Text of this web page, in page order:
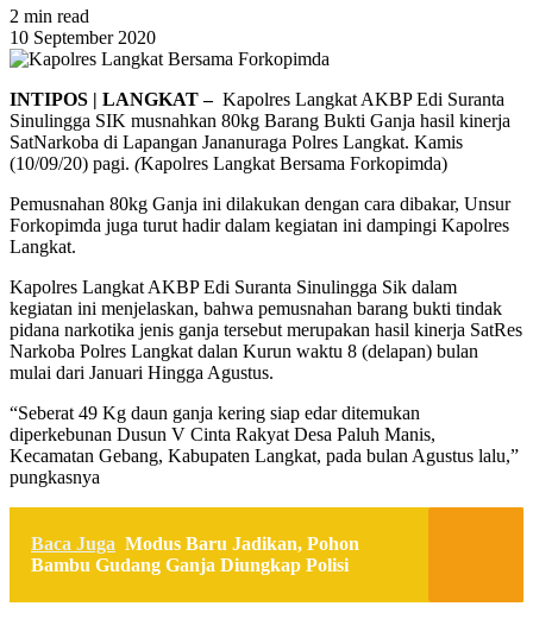
2 min read
10 September 2020
INTIPOS | LANGKAT – Kapolres Langkat AKBP Edi Suranta
Sinulingga SIK musnahkan 80kg Barang Bukti Ganja hasil kinerja
SatNarkoba di Lapangan Jananuraga Polres Langkat. Kamis
(10/09/20) pagi. (Kapolres Langkat Bersama Forkopimda)
Pemusnahan 80kg Ganja ini dilakukan dengan cara dibakar, Unsur
Forkopimda juga turut hadir dalam kegiatan ini dampingi Kapolres
Langkat.
Kapolres Langkat AKBP Edi Suranta Sinulingga Sik dalam
kegiatan ini menjelaskan, bahwa pemusnahan barang bukti tindak
pidana narkotika jenis ganja tersebut merupakan hasil kinerja SatRes
Narkoba Polres Langkat dalan Kurun waktu 8 (delapan) bulan
mulai dari Januari Hingga Agustus.
“Seberat 49 Kg daun ganja kering siap edar ditemukan
diperkebunan Dusun V Cinta Rakyat Desa Paluh Manis,
Kecamatan Gebang, Kabupaten Langkat, pada bulan Agustus lalu,”
pungkasnya
Baca Juga Modus Baru Jadikan, Pohon
Bambu Gudang Ganja Diungkap Polisi